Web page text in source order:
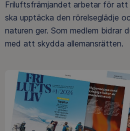
Friluftsfrämjandet arbetar för att
ska upptäcka den rörelseglädje
naturen ger. Som medlem bidrar
med att skydda allemansrätten.